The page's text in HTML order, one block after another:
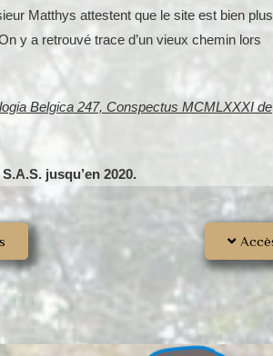
Matthys attestent que le site est bien plus
y a retrouvé trace d’un vieux chemin lors
Belgica 247, Conspectus MCMLXXXI de
jusqu’en 2020.